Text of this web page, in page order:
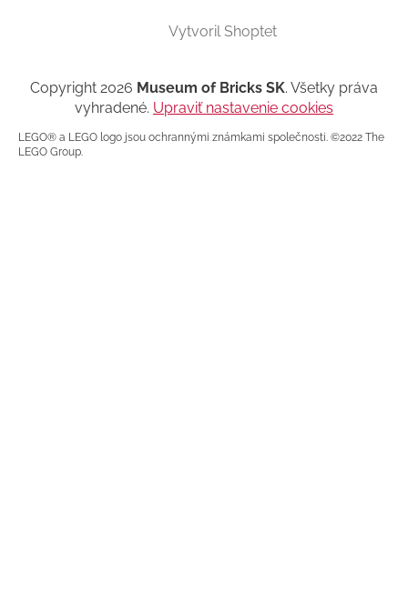
Vytvoril Shoptet
Copyright 2026 Museum of Bricks SK. Všetky práva
vyhradené. Upraviť nastavenie cookies
LEGO® a LEGO logo jsou ochrannými známkami společnosti. ©2022 The
LEGO Group.